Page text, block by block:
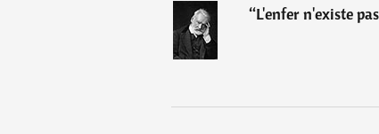
“L'enfer n'existe